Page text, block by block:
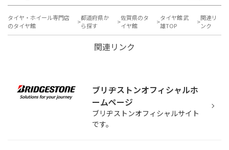
タイヤ・ホイール専門店
のタイヤ館
都道府県か
ら探す
佐賀県のタ
イヤ館
タイヤ館 武
雄TOP
関連リ
ンク
関連リンク
ブリヂストンオフィシャルホ
ームページ
ブリヂストンオフィシャルサイト
です。